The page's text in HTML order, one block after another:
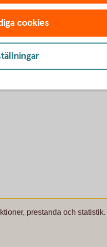
Blanketter
Ångerblankett
prestanda och statistik.
cookies